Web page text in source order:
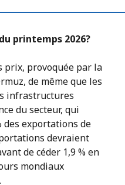
printemps 2026?
prix, provoquée par la
de même que les
infrastructures
du secteur, qui
des exportations de
devraient
de céder 1,9 % en
mondiaux